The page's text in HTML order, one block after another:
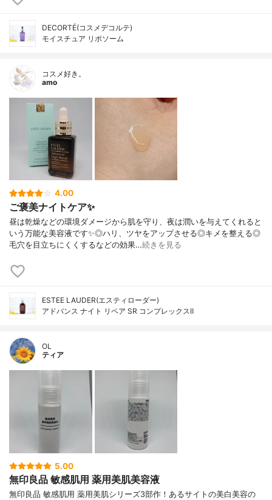
DECORTÉ(コスメデコルテ)
モイスチュア リポソーム
コスメ好き。
amo
4.00
ご褒美ナイトケア✨
昼は乾燥などの環境ダメージから肌を守り、夜は潤いを与えてくれると
いう万能な美容液です✨◎ハリ、ツヤをアップさせる◎キメを整える◎
毛穴を目立ちにくくするなどの効果…続きを見る
ESTEE LAUDER(エスティローダー)
アドバンス ナイト リペア SR コンプレックスⅡ
OL
ティア
5.00
無印良品 敏感肌用 薬用美肌美容液
無印良品 敏感肌用 薬用美肌シリーズ3部作！あるサイトの美白美容の